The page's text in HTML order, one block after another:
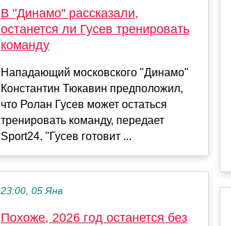
В "Динамо" рассказали,
останется ли Гусев тренировать
команду
Нападающий московского "Динамо"
Константин Тюкавин предположил,
что Ролан Гусев может остаться
тренировать команду, передает
Sport24. "Гусев готовит ...
23:00, 05 Янв
Похоже, 2026 год останется без